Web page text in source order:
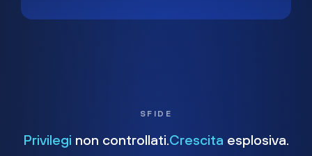
SFIDE
Privilegi non controllati. Crescita esplosiva.